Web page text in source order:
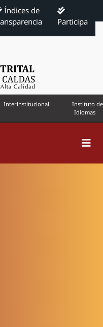
Índices de
Participa
Interinstitucional
Instituto de
Idiomas